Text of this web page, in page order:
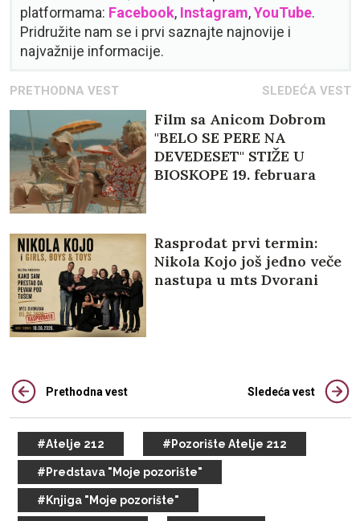
platformama: Facebook, Instagram,YouTube.
Pridružite nam se i prvi saznajte najnovije i
najvažnije informacije.
PRETHODNA VEST SLEDEĆA VEST
Film sa Anicom Dobrom
"BELO SE PERE NA
DEVEDESET" STIŽE U
BIOSKOPE 19. februara
Rasprodat prvi termin:
Nikola Kojo još jedno veče
nastupa u mts Dvorani
Prethodna vest Sledeća vest
#Atelje 212 #Pozorište Atelje 212
#Predstava "Moje pozorište"
#Knjiga "Moje pozorište"